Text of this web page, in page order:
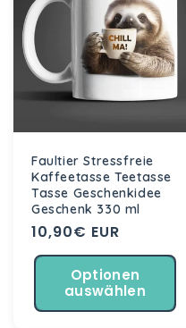
Faultier Stressfreie
Kaffeetasse Teetasse
Tasse Geschenkidee
Geschenk 330 ml
Normaler
Preis
10,90€ EUR
Optionen
auswählen